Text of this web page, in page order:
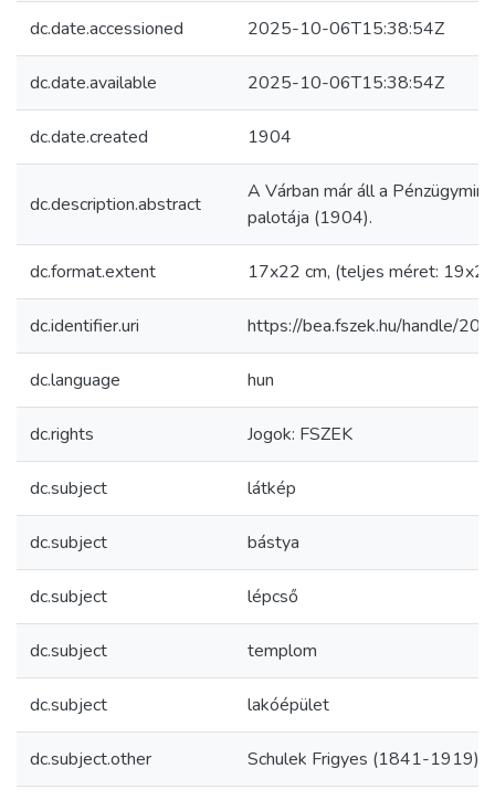
dc.date.accessioned 2025-10-06T15:38:54Z
dc.date.available 2025-10-06T15:38:54Z
dc.date.created 1904
dc.description.abstract
A Várban már áll a
palotája (1904).
dc.format.extent 17x22 cm, (teljes méret:
dc.identifier.uri https://bea.fszek.hu/handle/
dc.language hun
dc.rights Jogok: FSZEK
dc.subject látkép
dc.subject bástya
dc.subject lépcső
dc.subject templom
dc.subject lakóépület
dc.subject.other Schulek Frigyes (1841-1919)